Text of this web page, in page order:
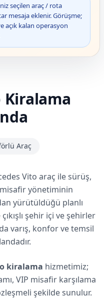
seçilen araç / rota
mesaja eklenir. Görüşme;
açık kalan operasyon
Araç
Vito araç ile sürüş,
yönetiminin
yürütüldüğü planlı
şehir içi ve şehirler
varış, konfor ve temsil
kiralama hizmetimiz;
VIP misafir karşılama
şekilde sunulur.